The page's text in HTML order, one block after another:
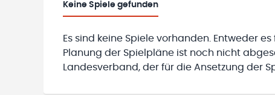
Keine Spiele gefunden
Es sind keine Spiele vorhanden. Entweder
Planung der Spielpläne ist noch nicht
Landesverband, der für die Ansetzung der